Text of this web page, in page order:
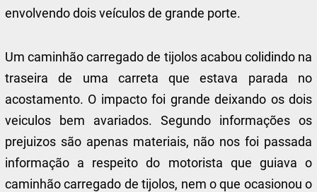
envolvendo dois veículos de grande porte.
Um caminhão carregado de tijolos acabou colidindo na
traseira de uma carreta que estava parada no
acostamento. O impacto foi grande deixando os dois
veiculos bem avariados. Segundo informações os
prejuizos são apenas materiais, não nos foi passada
informação a respeito do motorista que guiava o
caminhão carregado de tijolos, nem o que ocasionou o